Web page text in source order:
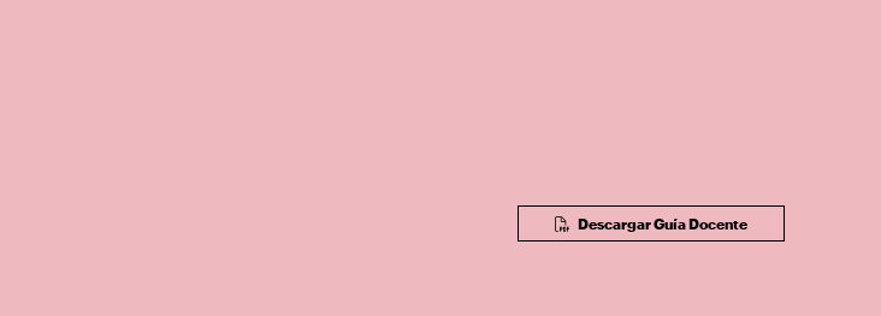
Descargar Guía Docente